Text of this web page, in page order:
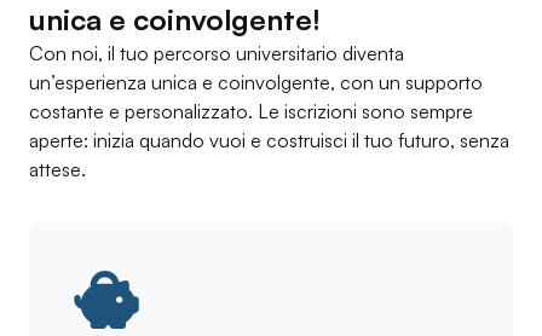
unica e coinvolgente!
Con noi, il tuo percorso universitario diventa
un’esperienza unica e coinvolgente, con un supporto
costante e personalizzato. Le iscrizioni sono sempre
aperte: inizia quando vuoi e costruisci il tuo futuro, senza
attese.